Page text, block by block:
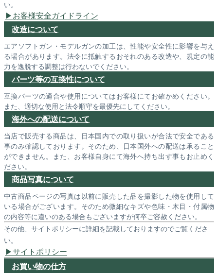
い。
お客様安全ガイドライン
改造について
エアソフトガン・モデルガンの加工は、性能や安全性に影響を与え
る場合があります。法令に抵触するおそれのある改造や、規定の能
力を逸脱する調整は行わないでください。
パーツ等の互換性について
互換パーツの適合や使用についてはお客様にてお確かめください。
また、適切な使用と法令順守を最優先にしてください。
海外への配送について
当店で販売する商品は、日本国内での取り扱いが合法で安全である
事のみ確認しております。そのため、日本国外への配送は承ること
ができません。また、お客様自身にて海外へ持ち出す事もお止めく
ださい。
商品写真について
中古商品ページの写真は以前に販売した品を撮影した物を使用して
いる場合がございます。そのため微細なキズや色味・木目・付属物
の内容等に違いのある場合もございますが何卒ご容赦ください。
その他、サイトポリシーに詳細を記載しておりますのでご覧くださ
い。
サイトポリシー
お買い物の仕方